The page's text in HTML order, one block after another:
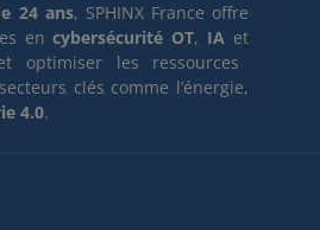
24 ans, SPHINX France offre
encybersécurité OT, IA et
optimiser les ressources
clés comme l’énergie,
4.0.